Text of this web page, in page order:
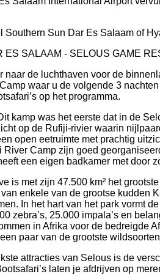
Southern Sun Dar Es Salaam of
ES SALAAM - SELOUS GAME
naar de luchthaven voor de
waar u de volgende 3
op het programma.
kamp was het eerste dat in de
op de Rufiji-rivier waarin
open eetruimte met prachtig
Camp zijn goed
een eigen badkamer met door
is met zijn 47.500 km² het
enkele van de grootse kudden
In het hart van het park vormt
zebra’s, 25.000 impala’s en
in Afrika voor de bedreigde
paar van de grootste
attracties van Selous is de
laten je afdrijven op